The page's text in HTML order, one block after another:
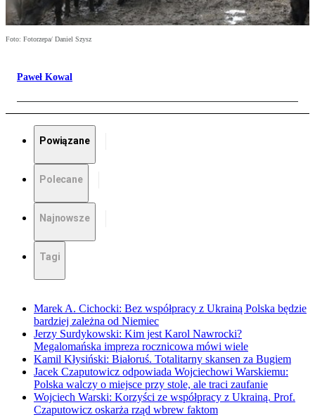
Foto: Fotorzepa/ Daniel Szysz
Paweł Kowal
Powiązane
Polecane
Najnowsze
Tagi
Marek A. Cichocki: Bez współpracy z Ukrainą Polska będzie
bardziej zależna od Niemiec
Jerzy Surdykowski: Kim jest Karol Nawrocki?
Megalomańska impreza rocznicowa mówi wiele
Kamil Kłysiński: Białoruś. Totalitarny skansen za Bugiem
Jacek Czaputowicz odpowiada Wojciechowi Warskiemu:
Polska walczy o miejsce przy stole, ale traci zaufanie
Wojciech Warski: Korzyści ze współpracy z Ukrainą. Prof.
Czaputowicz oskarża rząd wbrew faktom